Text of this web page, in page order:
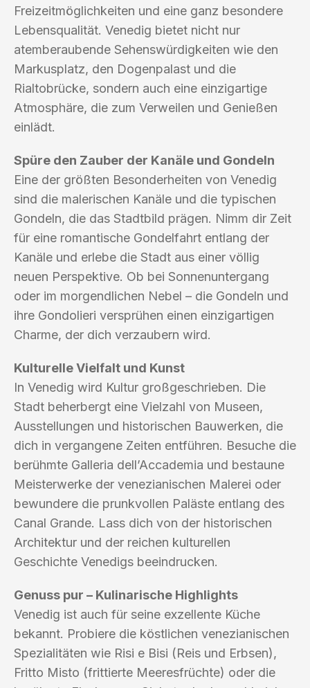
Freizeitmöglichkeiten und eine ganz besondere
Lebensqualität. Venedig bietet nicht nur
atemberaubende Sehenswürdigkeiten wie den
Markusplatz, den Dogenpalast und die
Rialtobrücke, sondern auch eine einzigartige
Atmosphäre, die zum Verweilen und Genießen
einlädt.
Spüre den Zauber der Kanäle und Gondeln
Eine der größten Besonderheiten von Venedig
sind die malerischen Kanäle und die typischen
Gondeln, die das Stadtbild prägen. Nimm dir Zeit
für eine romantische Gondelfahrt entlang der
Kanäle und erlebe die Stadt aus einer völlig
neuen Perspektive. Ob bei Sonnenuntergang
oder im morgendlichen Nebel – die Gondeln und
ihre Gondolieri versprühen einen einzigartigen
Charme, der dich verzaubern wird.
Kulturelle Vielfalt und Kunst
In Venedig wird Kultur großgeschrieben. Die
Stadt beherbergt eine Vielzahl von Museen,
Ausstellungen und historischen Bauwerken, die
dich in vergangene Zeiten entführen. Besuche die
berühmte Galleria dell’Accademia und bestaune
Meisterwerke der venezianischen Malerei oder
bewundere die prunkvollen Paläste entlang des
Canal Grande. Lass dich von der historischen
Architektur und der reichen kulturellen
Geschichte Venedigs beeindrucken.
Genuss pur – Kulinarische Highlights
Venedig ist auch für seine exzellente Küche
bekannt. Probiere die köstlichen venezianischen
Spezialitäten wie Risi e Bisi (Reis und Erbsen),
Fritto Misto (frittierte Meeresfrüchte) oder die